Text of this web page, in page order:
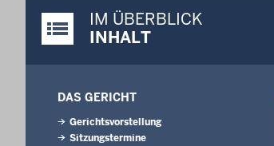
Justiz-Portal im Überblick:
IM ÜBERBLICK
INHALT
DAS GERICHT
Gerichtsvorstellung
Sitzungstermine